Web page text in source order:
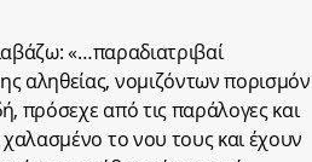
«…παραδιατριβαί
αληθείας, νομιζόντων πορισμόν
πρόσεχε από τις παράλογες και
το νου τους και έχουν